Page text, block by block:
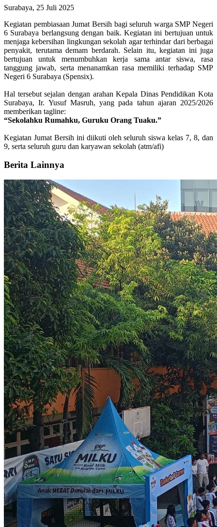
Surabaya, 25 Juli 2025
Kegiatan pembiasaan Jumat Bersih bagi seluruh warga SMP Negeri
6 Surabaya berlangsung dengan baik. Kegiatan ini bertujuan untuk
menjaga kebersihan lingkungan sekolah agar terhindar dari berbagai
penyakit, terutama demam berdarah. Selain itu, kegiatan ini juga
bertujuan untuk menumbuhkan kerja sama antar siswa, rasa
tanggung jawab, serta menanamkan rasa memiliki terhadap SMP
Negeri 6 Surabaya (Spensix).
Hal tersebut sejalan dengan arahan Kepala Dinas Pendidikan Kota
Surabaya, Ir. Yusuf Masruh, yang pada tahun ajaran 2025/2026
memberikan tagline:
“Sekolahku Rumahku, Guruku Orang Tuaku.”
Kegiatan Jumat Bersih ini diikuti oleh seluruh siswa kelas 7, 8, dan
9, serta seluruh guru dan karyawan sekolah (atm/afi)
Berita Lainnya